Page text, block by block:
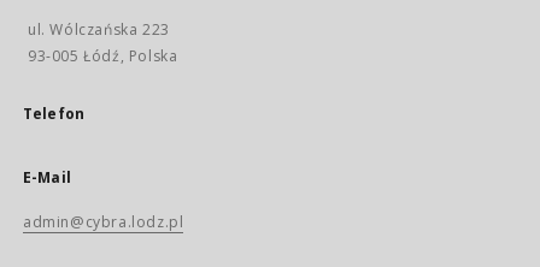
ul. Wólczańska 223
93-005 Łódź, Polska
Telefon
E-Mail
admin@cybra.lodz.pl